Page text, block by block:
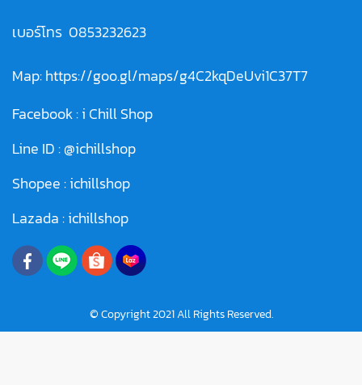
เบอร์โทร 0853232623
Map:https://goo.gl/maps/g4C2kqDeUvi1C37T7
Facebook :i Chill Shop
Line ID :@ichillshop
Shopee :ichillshop
Lazada :ichillshop
© Copyright 2021 All Rights Reserved.